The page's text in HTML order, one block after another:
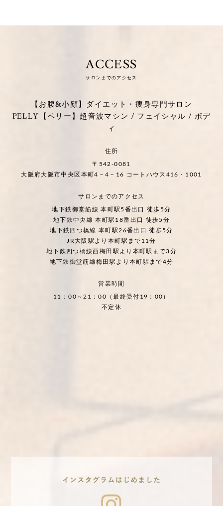
ACCESS
サロンまでのアクセス
【お腹&小顔】ダイエット・痩身専門サロン
PELLY【ペリー】超音波マシン / フェイシャル / ボデ
ィ
住所
〒542-0081
大阪府大阪市中央区本町4－4－16 コートハウス416・1001
サロンまでのアクセス
地下鉄御堂筋線 本町駅5番出口 徒歩5分
地下鉄中央線 本町駅18番出口 徒歩5分
地下鉄四つ橋線 本町駅26番出口 徒歩5分
JR大阪駅より本町駅まで11分
地下鉄四つ橋線西梅田駅より本町駅まで3分
地下鉄御堂筋線梅田駅より本町駅まで4分
営業時間
11：00～21：00（最終受付19：00）
不定休